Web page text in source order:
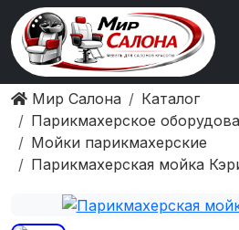
Мир Салона
Каталог
Парикмахерское
Мойки парикмахерские
Парикмахерская мойка